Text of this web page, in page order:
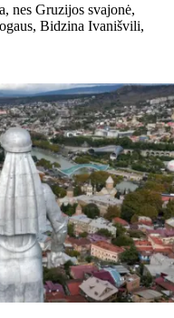
nes Gruzijos svajonė,
Bidzina Ivanišvili,